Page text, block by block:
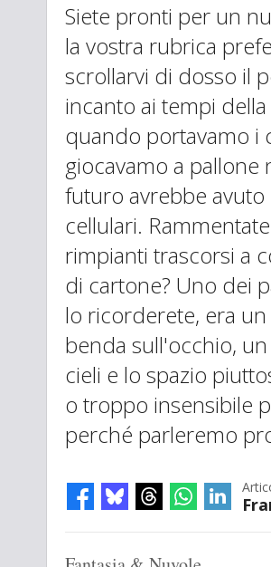
Siete pronti per un
la vostra rubrica
scrollarvi di dosso il
incanto ai tempi
quando portavamo i
giocavamo a pallone
futuro avrebbe avuto
cellulari.
rimpianti trascorsi a
di cartone? Uno dei
lo ricorderete, era
benda sull'occhio,
cieli e lo spazio
o troppo insensibile
perché parleremo